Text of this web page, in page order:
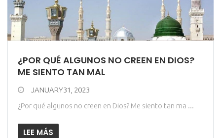
¿POR QUÉ ALGUNOS NO CREEN EN DIOS?
ME SIENTO TAN MAL
JANUARY31, 2023
¿Por qué algunos no creen en Dios? Me siento tan ma ...
LEE MÁS